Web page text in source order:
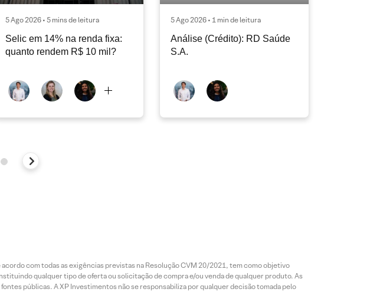
5 Ago 2026 • 5 mins de leitura
Selic em 14% na renda fixa:
quanto rendem R$ 10 mil?
5 Ago 2026 • 1 min de leitura
Análise (Crédito): RD Saúde
S.A.
com todas as exigências previstas na Resolução CVM 20/2021, tem como objetivo
qualquer tipo de oferta ou solicitação de compra e/ou venda de qualquer produto. As
públicas. A XP Investimentos não se responsabiliza por qualquer decisão tomada pelo